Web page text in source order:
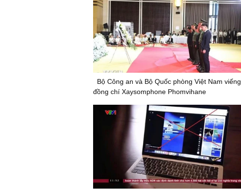
Bộ Công an và Bộ Quốc phòng Việt Nam viếng
đồng chí Xaysomphone Phomvihane